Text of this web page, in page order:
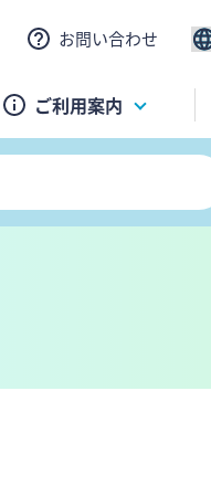
お問い合わせ
ご利用案内